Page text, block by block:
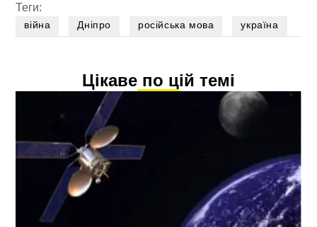
Теги:
війна Дніпро російська мова україна
Цікаве по цій темі